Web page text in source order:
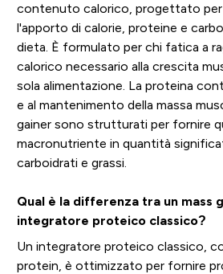
contenuto calorico, progettato per
l'apporto di calorie, proteine e
dieta. È formulato per chi fatica a
calorico necessario alla crescita
sola alimentazione. La proteina
e al mantenimento della massa
gainer sono strutturati per fornire
macronutriente in quantità
carboidrati e grassi.
Qual è la differenza tra un mass
integratore proteico classico?
Un integratore proteico classico,
protein, è ottimizzato per fornire